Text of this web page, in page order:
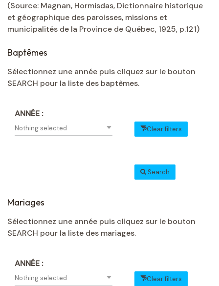
(Source: Magnan, Hormisdas, Dictionnaire historique
et géographique des paroisses, missions et
municipalités de la Province de Québec, 1925, p.121)
Baptêmes
Sélectionnez une année puis cliquez sur le bouton
SEARCH pour la liste des baptêmes.
ANNÉE :
Nothing selected Clear filters
Search
Mariages
Sélectionnez une année puis cliquez sur le bouton
SEARCH pour la liste des mariages.
ANNÉE :
Nothing selected Clear filters